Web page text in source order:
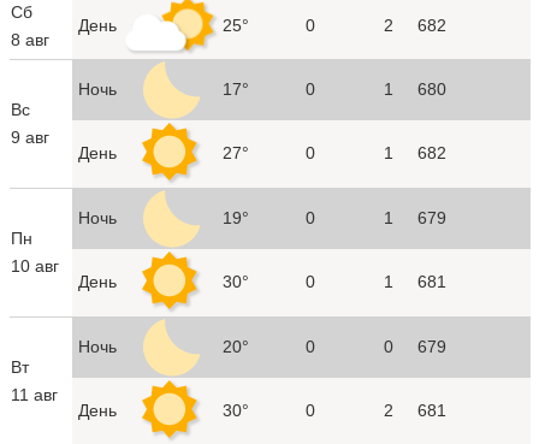
Сб
8 авг
День 25° 0 2 682
Вс
9 авг
Ночь 17° 0 1 680
День 27° 0 1 682
Пн
10 авг
Ночь 19° 0 1 679
День 30° 0 1 681
Вт
11 авг
Ночь 20° 0 0 679
День 30° 0 2 681